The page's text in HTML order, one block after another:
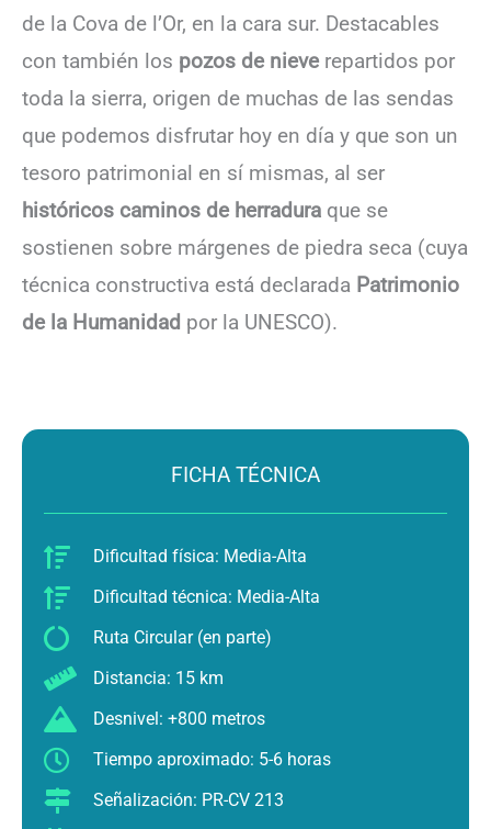
de la Cova de l’Or, en la cara sur. Destacables
con también los pozos de nieve repartidos por
toda la sierra, origen de muchas de las sendas
que podemos disfrutar hoy en día y que son un
tesoro patrimonial en sí mismas, al ser
históricos caminos de herradura que se
sostienen sobre márgenes de piedra seca (cuya
técnica constructiva está declarada Patrimonio
de la Humanidad por la UNESCO).
FICHA TÉCNICA
Dificultad física: Media-Alta
Dificultad técnica: Media-Alta
Ruta Circular (en parte)
Distancia: 15 km
Desnivel: +800 metros
Tiempo aproximado: 5-6 horas
Señalización: PR-CV 213